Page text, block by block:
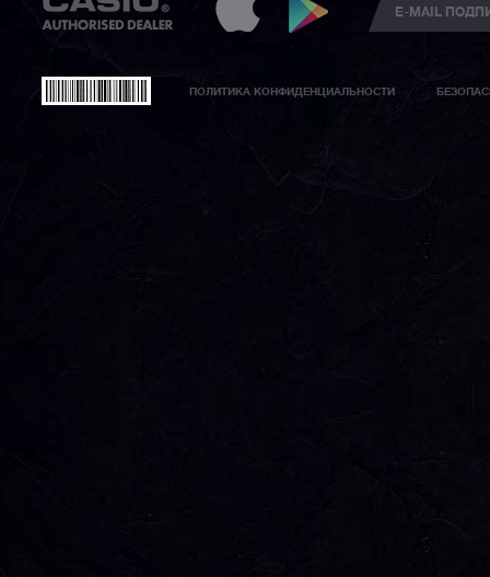
ПОЛИТИКА КОНФИДЕНЦИАЛЬНОСТИ